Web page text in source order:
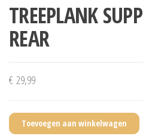
TREEPLANK
REAR
€ 29,99
Toevoegen aan winkelwagen